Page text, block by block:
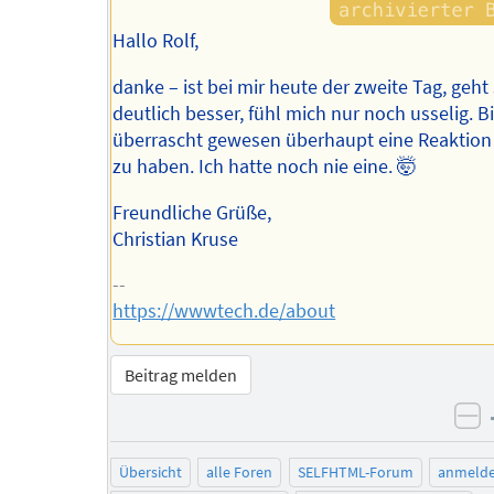
Hallo Rolf,
danke – ist bei mir heute der zweite Tag,
deutlich besser, fühl mich nur noch usselig.
überrascht gewesen überhaupt eine
zu haben. Ich hatte noch nie eine. 🤯
Freundliche Grüße,
Christian Kruse
--
https://wwwtech.de/about
Beitrag melden
Übersicht alle Foren SELFHTML-Forum